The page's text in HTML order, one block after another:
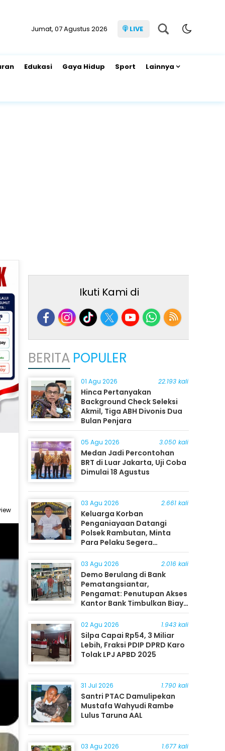
Jumat, 07 Agustus 2026 LIVE
Edukasi Gaya Hidup Sport Lainnya
Ikuti Kami di
BERITA POPULER
01 Agu 2026 22.193 kali
Hinca Pertanyakan
Background Check Seleksi
Akmil, Tiga ABH Divonis Dua
Bulan Penjara
05 Agu 2026 3.050 kali
Medan Jadi Percontohan
BRT di Luar Jakarta, Uji Coba
Dimulai 18 Agustus
03 Agu 2026 2.661 kali
Keluarga Korban
Penganiayaan Datangi
Polsek Rambutan, Minta
Para Pelaku Segera
Ditangkap
03 Agu 2026 2.016 kali
Demo Berulang di Bank
Pematangsiantar,
Pengamat: Penutupan Akses
Kantor Bank Timbulkan Biaya
Ekonomi bagi Masyarakat
02 Agu 2026 1.943 kali
Silpa Capai Rp54, 3 Miliar
Lebih, Fraksi PDIP DPRD Karo
Tolak LPJ APBD 2025
31 Jul 2026 1.790 kali
Santri PTAC Damulipekan
Mustafa Wahyudi Rambe
Lulus Taruna AAL
03 Agu 2026 1.677 kali